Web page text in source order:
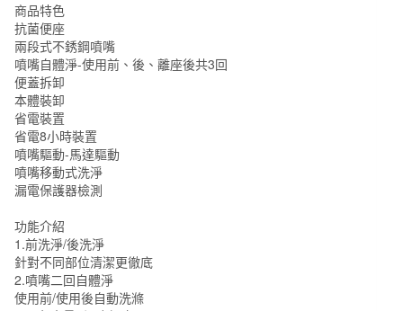
商品特色
抗菌便座
兩段式不銹鋼噴嘴
噴嘴自體淨-使用前、後、離座後共3回
便蓋拆卸
本體裝卸
省電裝置
省電8小時裝置
噴嘴驅動-馬達驅動
噴嘴移動式洗淨
漏電保護器檢測
功能介紹
1.前洗淨/後洗淨
針對不同部位清潔更徹底
2.噴嘴二回自體淨
使用前/使用後自動洗滌